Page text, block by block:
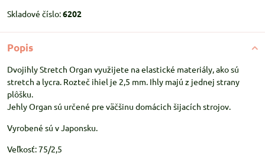
Skladové číslo:6202
Popis
Dvojihly Stretch Organ využijete na elastické materiály, ako sú
stretch a lycra. Rozteč ihiel je 2,5 mm. Ihly majú z jednej strany
plôšku.
Jehly Organ sú určené pre väčšinu domácich šijacích strojov.
Vyrobené sú v Japonsku.
Veľkosť: 75/2,5